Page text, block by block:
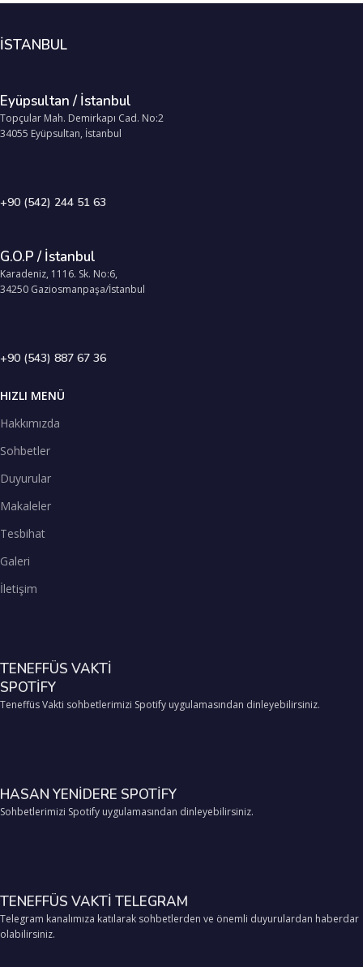
İSTANBUL
Eyüpsultan / İstanbul
Topçular Mah. Demirkapı Cad. No:2
34055 Eyüpsultan, İstanbul
+90 (542) 244 51 63
G.O.P / İstanbul
Karadeniz, 1116. Sk. No:6,
34250 Gaziosmanpaşa/İstanbul
+90 (543) 887 67 36
HIZLI MENÜ
Hakkımızda
Sohbetler
Duyurular
Makaleler
Tesbihat
Galeri
İletişim
TENEFFÜS VAKTİ
SPOTİFY
Teneffüs Vakti sohbetlerimizi Spotify uygulamasından dinleyebilirsiniz.
HASAN YENİDERE SPOTİFY
Sohbetlerimizi Spotify uygulamasından dinleyebilirsiniz.
TENEFFÜS VAKTİ TELEGRAM
Telegram kanalımıza katılarak sohbetlerden ve önemli duyurulardan haberdar
olabilirsiniz.